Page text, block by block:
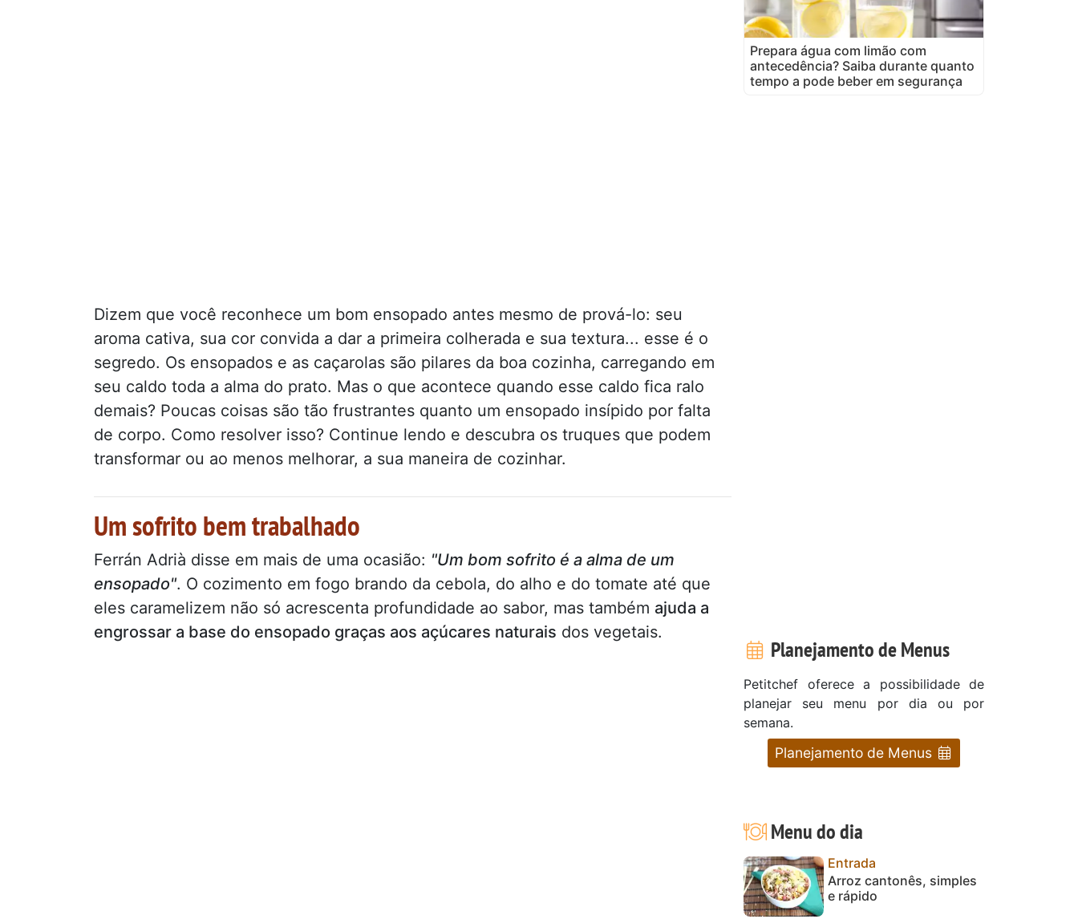
Dizem que você reconhece um bom ensopado antes mesmo de prová-lo: seu
aroma cativa, sua cor convida a dar a primeira colherada e sua textura... esse é o
segredo. Os ensopados e as caçarolas são pilares da boa cozinha, carregando em
seu caldo toda a alma do prato. Mas o que acontece quando esse caldo fica ralo
demais? Poucas coisas são tão frustrantes quanto um ensopado insípido por falta
de corpo. Como resolver isso? Continue lendo e descubra os truques que podem
transformar ou ao menos melhorar, a sua maneira de cozinhar.
Um sofrito bem trabalhado
Ferrán Adrià disse em mais de uma ocasião: "Um bom sofrito é a alma de um
ensopado". O cozimento em fogo brando da cebola, do alho e do tomate até que
eles caramelizem não só acrescenta profundidade ao sabor, mas também ajuda a
engrossar a base do ensopado graças aos açúcares naturais dos vegetais.
Prepara água com limão com
antecedência? Saiba durante quanto
tempo a pode beber em segurança
Planejamento de Menus
Petitchef oferece a possibilidade de
planejar seu menu por dia ou por
semana.
Planejamento de Menus
Menu do dia
Entrada
Arroz cantonês, simples
e rápido